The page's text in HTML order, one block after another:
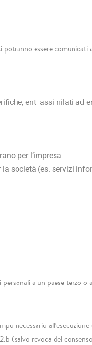
essere comunicati
enti assimilati ad
per l’impresa
società (es. servizi
a un paese terzo o
necessario
(salvo revoca del